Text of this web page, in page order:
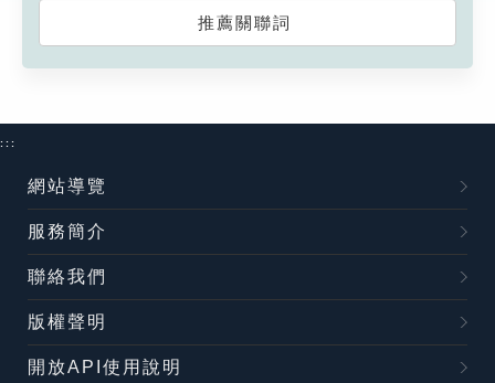
推薦關聯詞
:::
網站導覽
服務簡介
聯絡我們
版權聲明
開放API使用說明